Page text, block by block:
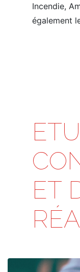
Incendie,
également
ET